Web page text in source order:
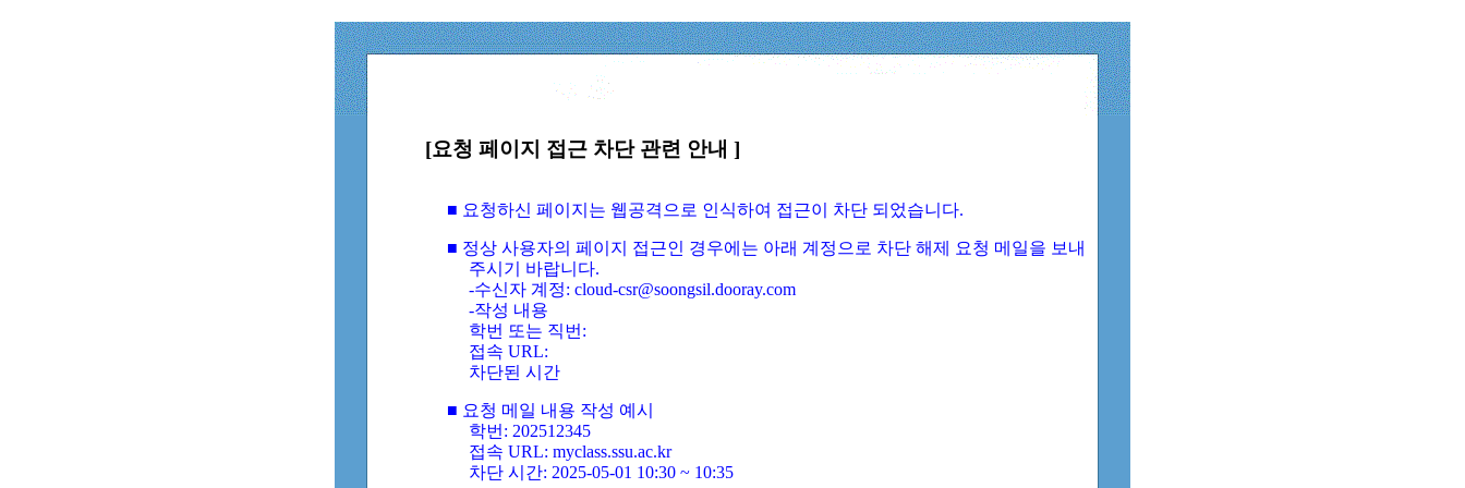
[요청 페이지 접근 차단 관련 안내 ]
■ 요청하신 페이지는 웹공격으로 인식하여 접근이 차단 되었습니다.
■ 정상 사용자의 페이지 접근인 경우에는 아래 계정으로 차단 해제 요청 메일을 보내
주시기 바랍니다.
-수신자 계정: cloud-csr@soongsil.dooray.com
-작성 내용
학번 또는 직번:
접속 URL:
차단된 시간
■ 요청 메일 내용 작성 예시
학번: 202512345
접속 URL: myclass.ssu.ac.kr
차단 시간: 2025-05-01 10:30 ~ 10:35